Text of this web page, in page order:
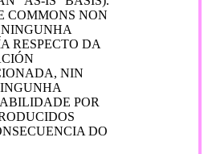
COMMONS NON
RESPECTO DA
NIN
POR
DO